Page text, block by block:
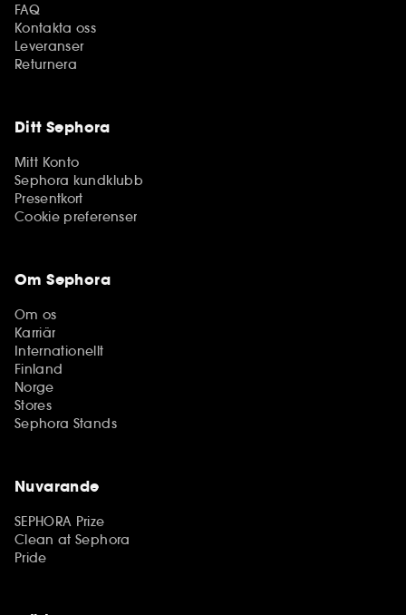
FAQ
Kontakta oss
Leveranser
Returnera
Ditt Sephora
Mitt Konto
Sephora kundklubb
Presentkort
Cookie preferenser
Om Sephora
Om os
Karriär
Internationellt
Finland
Norge
Stores
Sephora Stands
Nuvarande
SEPHORA Prize
Clean at Sephora
Pride